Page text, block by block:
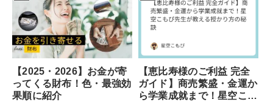
【2025・2026】お金が寄
ってくる財布！色・最強効
果順に紹介
【恵比寿様のご利益 完全
ガイド】商売繁盛・金運か
ら学業成就まで！星空こも